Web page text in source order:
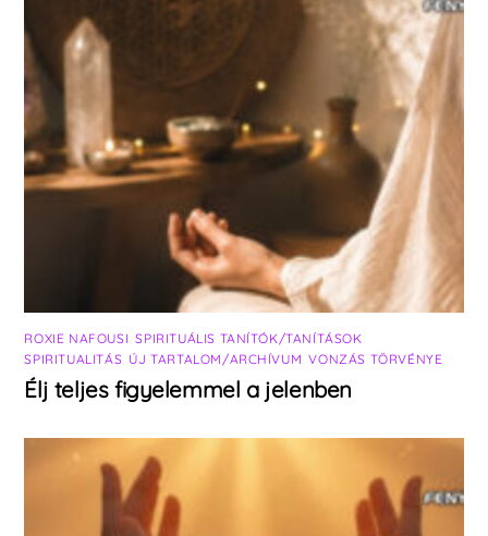
ROXIE NAFOUSI ,SPIRITUÁLIS TANÍTÓK/TANÍTÁSOK
SPIRITUALITÁS ÚJ TARTALOM/ARCHÍVUM ,VONZÁS TÖRVÉNYE
Élj teljes figyelemmel a jelenben